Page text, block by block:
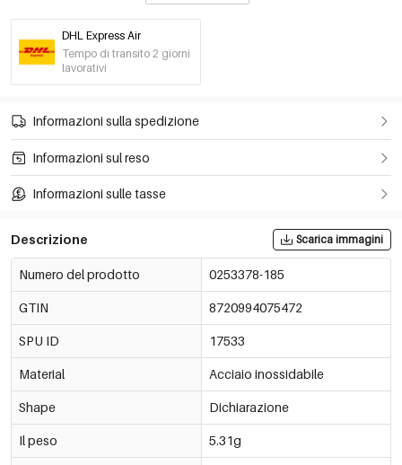
DHL Express Air
Tempo di transito 2 giorni
lavorativi
Informazioni sulla spedizione
Informazioni sul reso
Informazioni sulle tasse
Descrizione Scarica immagini
Numero del prodotto 0253378-185
GTIN 8720994075472
SPU ID 17533
Material Acciaio inossidabile
Shape Dichiarazione
Il peso 5.31g